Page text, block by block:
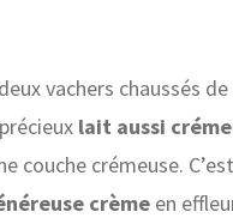
vachers chaussés
lait aussi
couche crémeuse.
crème en